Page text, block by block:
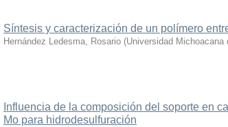
Síntesis y caracterización de un polímero
Hernández Ledesma, Rosario (Universidad
Influencia de la composición del soporte en
Mo para hidrodesulfuración